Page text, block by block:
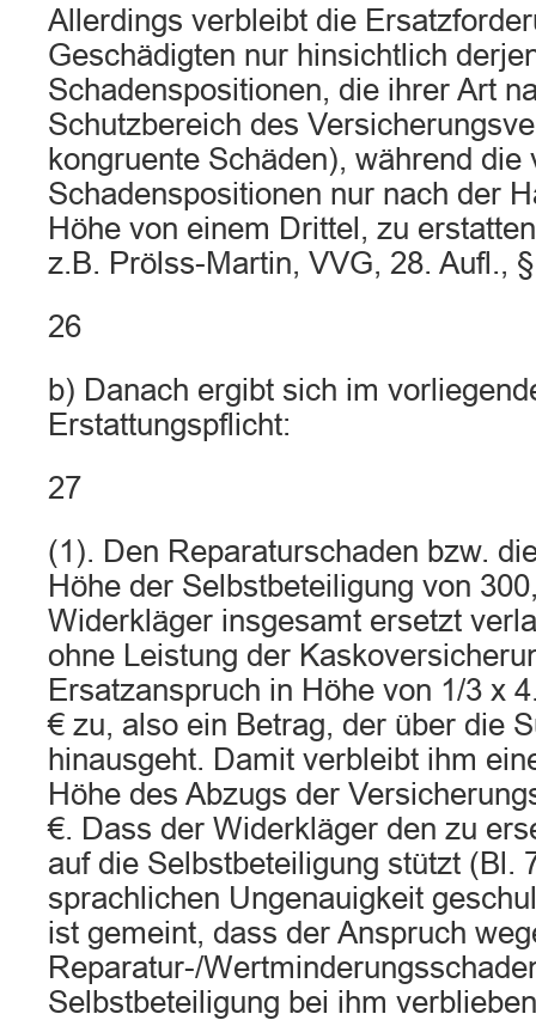
Allerdings verbleibt die
Geschädigten nur hinsichtlich
Schadenspositionen, die ihrer Art
Schutzbereich des
kongruente Schäden), während die
Schadenspositionen nur nach der
Höhe von einem Drittel, zu
z.B. Prölss-Martin, VVG, 28. Aufl.,
26
b) Danach ergibt sich im
Erstattungspflicht:
27
(1). Den Reparaturschaden bzw.
Höhe der Selbstbeteiligung von
Widerkläger insgesamt ersetzt
ohne Leistung der
Ersatzanspruch in Höhe von 1/3 x
€ zu, also ein Betrag, der über die
hinausgeht. Damit verbleibt ihm
Höhe des Abzugs der
€. Dass der Widerkläger den zu
auf die Selbstbeteiligung stützt (Bl.
sprachlichen Ungenauigkeit
ist gemeint, dass der Anspruch
Reparatur-/
Selbstbeteiligung bei ihm